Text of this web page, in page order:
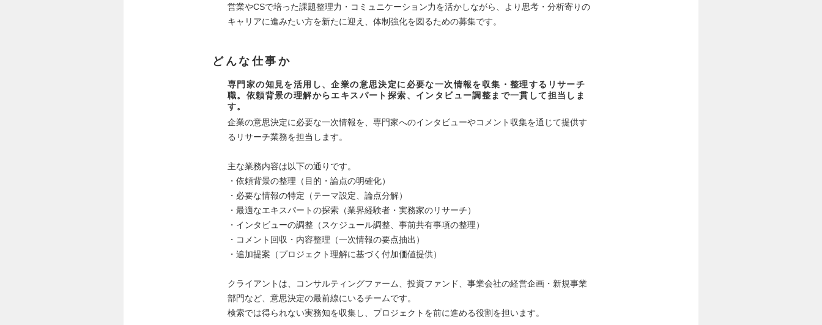
営業やCSで培った課題整理力・コミュニケーション力を活かしながら、より思考・分析寄りの
キャリアに進みたい方を新たに迎え、体制強化を図るための募集です。
どんな仕事か
専門家の知見を活用し、企業の意思決定に必要な一次情報を収集・整理するリサーチ
職。依頼背景の理解からエキスパート探索、インタビュー調整まで一貫して担当しま
す。
企業の意思決定に必要な一次情報を、専門家へのインタビューやコメント収集を通じて提供す
るリサーチ業務を担当します。
主な業務内容は以下の通りです。
・依頼背景の整理（目的・論点の明確化）
・必要な情報の特定（テーマ設定、論点分解）
・最適なエキスパートの探索（業界経験者・実務家のリサーチ）
・インタビューの調整（スケジュール調整、事前共有事項の整理）
・コメント回収・内容整理（一次情報の要点抽出）
・追加提案（プロジェクト理解に基づく付加価値提供）
クライアントは、コンサルティングファーム、投資ファンド、事業会社の経営企画・新規事業
部門など、意思決定の最前線にいるチームです。
検索では得られない実務知を収集し、プロジェクトを前に進める役割を担います。